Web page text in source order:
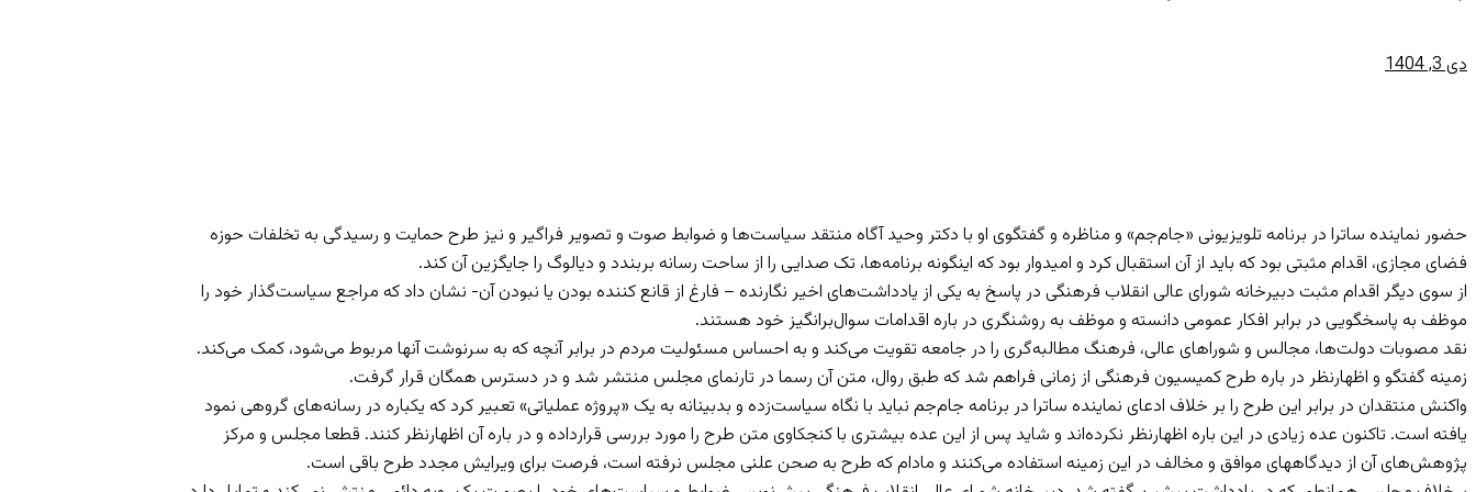
دی 3, 1404
حضور نماینده ساترا در برنامه تلویزیونی «جام‌جم» و مناظره و گفتگوی او با دکتر وحید آگاه منتقد سیاست‌ها و ضوابط صوت و تصویر فراگیر و نیز طرح حمایت و رسیدگی به تخلفات حوزه
فضای مجازی، اقدام مثبتی بود که باید از آن استقبال کرد و امیدوار بود که اینگونه برنامه‌ها، تک صدایی را از ساحت رسانه بربندد و دیالوگ را جایگزین آن کند.
از سوی دیگر اقدام مثبت دبیرخانه شورای عالی انقلاب فرهنگی در پاسخ به یکی از یادداشت‌های اخیر نگارنده – فارغ از قانع کننده بودن یا نبودن آن- نشان داد که مراجع سیاست‌گذار خود را
موظف به پاسخگویی در برابر افکار عمومی دانسته و موظف به روشنگری در باره اقدامات سوال‌برانگیز خود هستند.
نقد مصوبات دولت‌ها، مجالس و شوراهای عالی، فرهنگ مطالبه‌گری را در جامعه تقویت می‌کند و به احساس مسئولیت مردم در برابر آنچه که به سرنوشت آنها مربوط می‌شود، کمک می‌کند.
زمینه گفتگو و اظهارنظر در باره طرح کمیسیون فرهنگی از زمانی فراهم شد که طبق روال، متن آن رسما در تارنمای مجلس منتشر شد و در دسترس همگان قرار گرفت.
واکنش منتقدان در برابر این طرح را بر خلاف ادعای نماینده ساترا در برنامه جام‌جم نباید با نگاه سیاست‌زده و بدبینانه به یک «پروژه عملیاتی» تعبیر کرد که یکباره در رسانه‌های گروهی نمود
یافته است. تاکنون عده زیادی در این باره اظهارنظر نکرده‌اند و شاید پس از این عده بیشتری با کنجکاوی متن طرح را مورد بررسی قرارداده و در باره آن اظهارنظر کنند. قطعا مجلس و مرکز
پژوهش‌های آن از دیدگاههای موافق و مخالف در این زمینه استفاده می‌کنند و مادام که طرح به صحن علنی مجلس نرفته است، فرصت برای ویرایش مجدد طرح باقی است.